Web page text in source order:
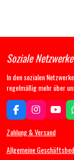
Soziale Netzwerke
In den sozialen
regelmäßig mehr über
F
a
c
b
I
n
s
a
Y
o
u
u
Zahlung & Versand
Allgemeine